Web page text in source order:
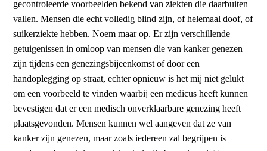
gecontroleerde voorbeelden bekend van ziekten die daarbuiten
vallen. Mensen die echt volledig blind zijn, of helemaal doof, of
suikerziekte hebben. Noem maar op. Er zijn verschillende
getuigenissen in omloop van mensen die van kanker genezen
zijn tijdens een genezingsbijeenkomst of door een
handoplegging op straat, echter opnieuw is het mij niet gelukt
om een voorbeeld te vinden waarbij een medicus heeft kunnen
bevestigen dat er een medisch onverklaarbare genezing heeft
plaatsgevonden. Mensen kunnen wel aangeven dat ze van
kanker zijn genezen, maar zoals iedereen zal begrijpen is